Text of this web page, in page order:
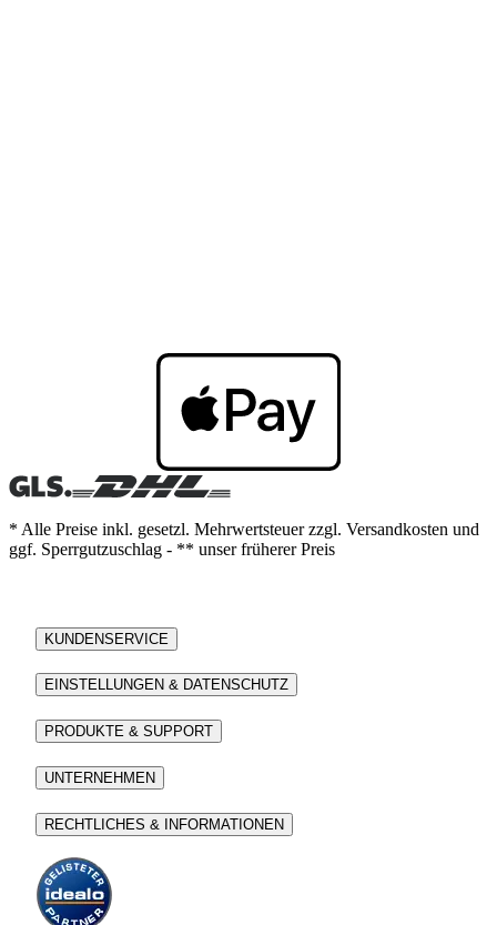
* Alle Preise inkl. gesetzl. Mehrwertsteuer zzgl. Versandkosten und
ggf. Sperrgutzuschlag - ** unser früherer Preis
KUNDENSERVICE
EINSTELLUNGEN & DATENSCHUTZ
PRODUKTE & SUPPORT
UNTERNEHMEN
RECHTLICHES & INFORMATIONEN